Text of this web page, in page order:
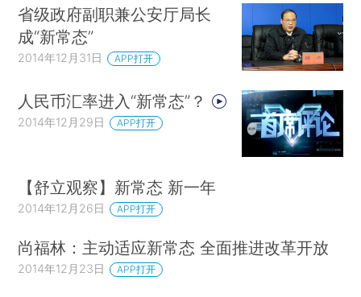
省级政府副职兼公安厅局长
成“新常态”
2014年12月31日 APP打开
人民币汇率进入“新常态”？
2014年12月29日 APP打开
【舒立观察】新常态 新一年
2014年12月26日 APP打开
尚福林：主动适应新常态 全面推进改革开放
2014年12月23日 APP打开